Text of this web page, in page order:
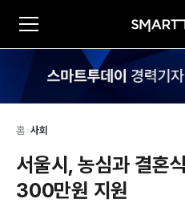
홈>사회
서울시, 농심과 결혼
300만원 지원